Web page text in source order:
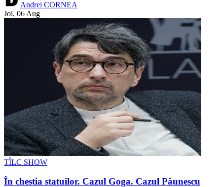
Andrei CORNEA
Joi, 06 Aug
TÎLC SHOW
În chestia statuilor. Cazul Goga. Cazul Păunescu